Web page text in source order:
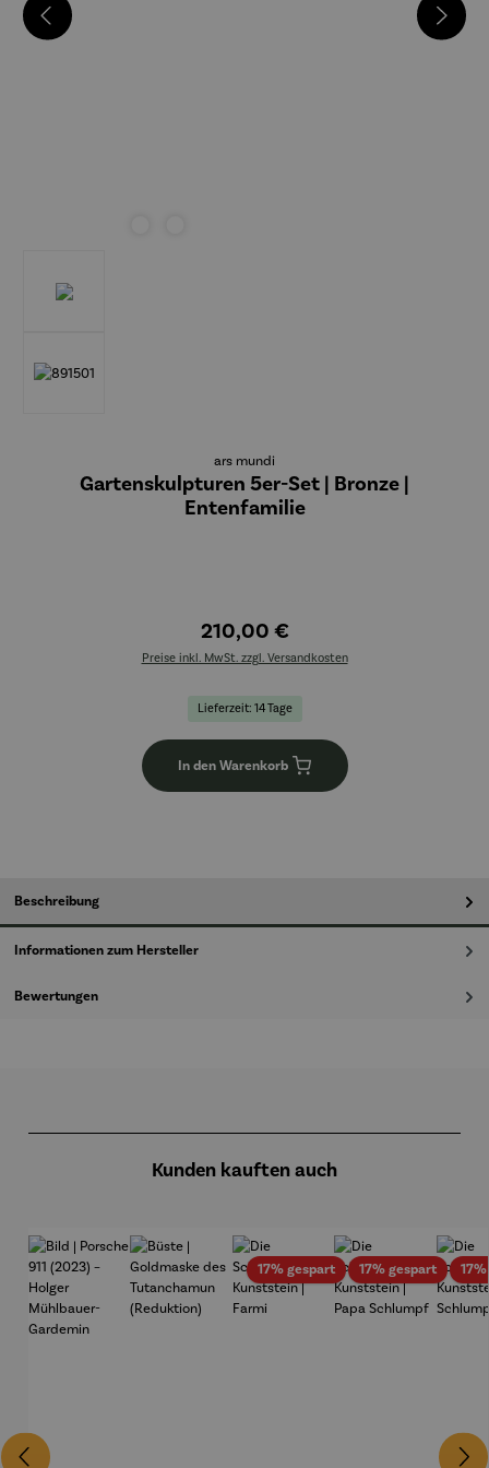
ars mundi
Gartenskulpturen 5er-Set | Bronze |
Entenfamilie
210,00 €
Preise inkl. MwSt. zzgl. Versandkosten
Lieferzeit: 14 Tage
In den Warenkorb
Beschreibung
Informationen zum Hersteller
Bewertungen
Kunden kauften auch
17% gespartRabatt17% gespartRabatt